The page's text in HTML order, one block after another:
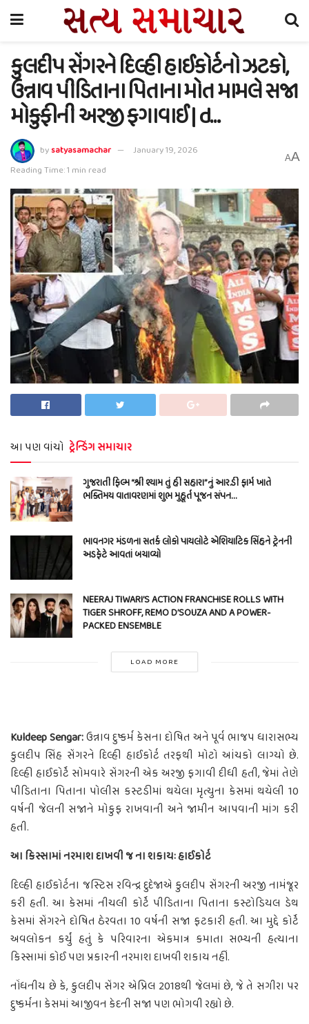
કુલદીપ સેંગરને દિલ્હી હાઈકોર્ટનો ઝટકો,
ઉન્નાવ પીડિતાના પિતાના મોત મામલે સજા
મોકુફીની અરજી ફગાવાઈ | d…
bysatyasamachar
January 19, 2026
Reading Time: 1 min read
AA
આ પણ વાંચો ટ્રેન્ડિંગ સમાચાર
ગુજરાતી ફિલ્મ “શ્રી શ્યામ તું હી સહારા”નું આર.ડી ફાર્મ ખાતે
ભક્તિમય વાતાવરણમાં શુભ મુહૂર્ત પૂજન સંપન…
ભાવનગર મંડળના સતર્ક લોકો પાયલોટે એશિયાટિક સિંહને ટ્રેનની
અડફેટે આવતાં બચાવ્યો
NEERAJ TIWARI’S ACTION FRANCHISE ROLLS WITH
TIGER SHROFF, REMO D’SOUZA AND A POWER-
PACKED ENSEMBLE
LOAD MORE
Kuldeep Sengar:ઉન્નાવ દુષ્કર્મ કેસના દોષિત અને પૂર્વ ભાજપ ધારાસભ્ય
કુલદીપ સિંહ સેંગરને દિલ્હી હાઈકોર્ટ તરફથી મોટો આંચકો લાગ્યો છે.
દિલ્હી હાઈકોર્ટે સોમવારે સેંગરની એક અરજી ફગાવી દીધી હતી, જેમાં તેણે
પીડિતાના પિતાના પોલીસ કસ્ટડીમાં થયેલા મૃત્યુના કેસમાં થયેલી 10
વર્ષની જેલની સજાને મોકુફ રાખવાની અને જામીન આપવાની માંગ કરી
હતી.
આ કિસ્સામાં નરમાશ દાખવી જ ના શકાયઃ હાઈકોર્ટ
દિલ્હી હાઈકોર્ટના જસ્ટિસ રવિન્દ્ર દુદેજાએ કુલદીપ સેંગરની અરજી નામંજૂર
કરી હતી. આ કેસમાં નીચલી કોર્ટે પીડિતાના પિતાના કસ્ટોડિયલ ડેથ
કેસમાં સેંગરને દોષિત ઠેરવતા 10 વર્ષની સજા ફટકારી હતી. આ મુદ્દે કોર્ટે
અવલોકન કર્યું હતું કે પરિવારના એકમાત્ર કમાતા સભ્યની હત્યાના
કિસ્સામાં કોઈ પણ પ્રકારની નરમાશ દાખવી શકાય નહીં.
નોંધનીય છે કે, કુલદીપ સેંગર એપ્રિલ 2018થી જેલમાં છે, જે તે સગીરા પર
દુષ્કર્મના કેસમાં આજીવન કેદની સજા પણ ભોગવી રહ્યો છે.